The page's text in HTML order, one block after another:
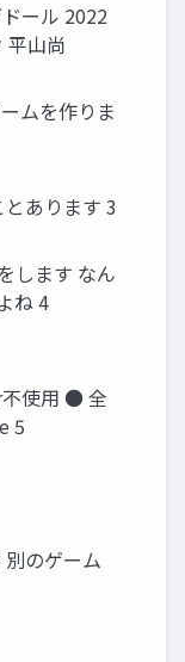
ール 2022
平山尚
ムを作りま
あります 3
します なん
ね 4
使用 ● 全
5
のゲーム